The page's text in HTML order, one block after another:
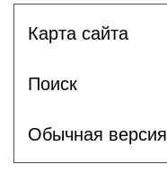
Карта сайта
Поиск
Обычная версия